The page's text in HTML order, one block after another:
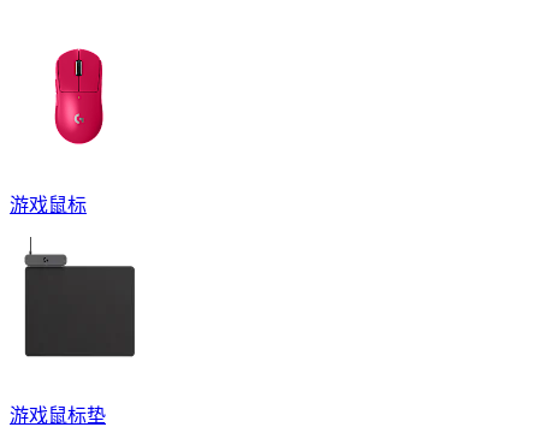
游戏鼠标
游戏鼠标垫